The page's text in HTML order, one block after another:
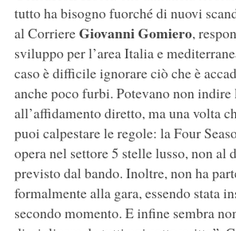
tutto ha bisogno fuorché di nuovi
al CorriereGiovanni Gomiero,
sviluppo per l’area Italia e
caso è difficile ignorare ciò che è
anche poco furbi. Potevano non indire
all’affidamento diretto, ma una volta
puoi calpestare le regole: la Four
opera nel settore 5 stelle lusso, non al
previsto dal bando. Inoltre, non ha
formalmente alla gara, essendo stata
secondo momento. E infine sembra